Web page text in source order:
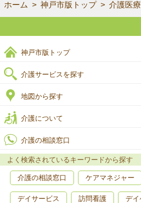
ホーム 神戸市版トップ 介護医
神戸市版トップ
介護サービスを探す
地図から探す
介護について
介護の相談窓口
よく検索されているキーワードから探す
介護の相談窓口 ケアマネジャー
デイサービス 訪問看護 デイ